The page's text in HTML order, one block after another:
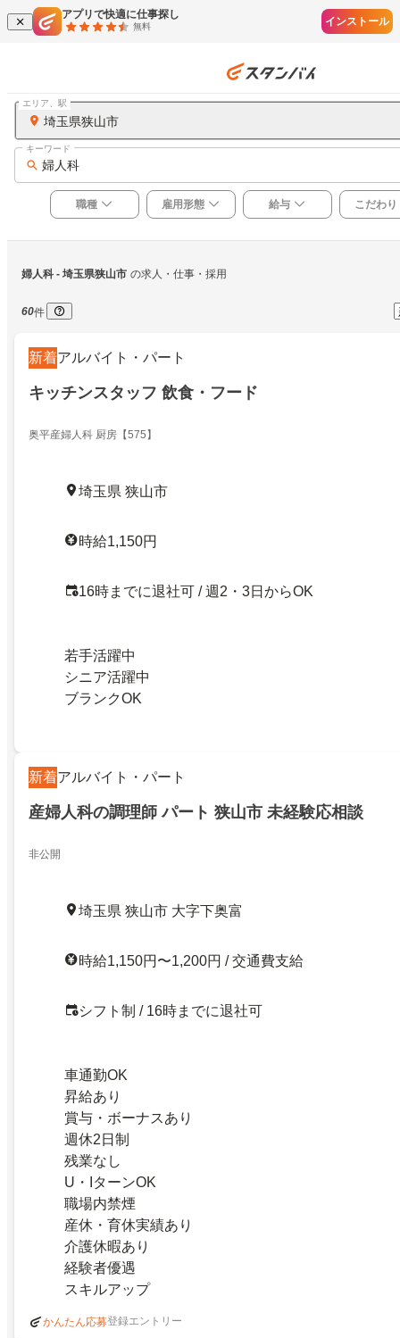
アプリで快適に仕事探し
無料 インストール
埼玉県狭山市
エリア、駅
婦人科
キーワード
職種 雇用形態 給与 こだわり
婦人科 - 埼玉県狭山市 の求人・仕事・採用
60件
新着アルバイト・パート
キッチンスタッフ 飲食・フード
奥平産婦人科 厨房【575】
埼玉県 狭山市
時給1,150円
16時までに退社可 / 週2・3日からOK
若手活躍中
シニア活躍中
ブランクOK
新着アルバイト・パート
産婦人科の調理師 パート 狭山市 未経験応相談
非公開
埼玉県 狭山市 大字下奥富
時給1,150円〜1,200円 / 交通費支給
シフト制 / 16時までに退社可
車通勤OK
昇給あり
賞与・ボーナスあり
週休2日制
残業なし
U・IターンOK
職場内禁煙
産休・育休実績あり
介護休暇あり
経験者優遇
スキルアップ
かんたん応募登録エントリー